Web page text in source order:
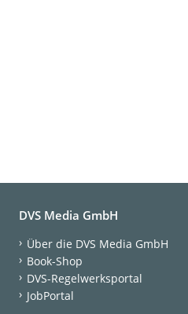
DVS Media GmbH
Über die DVS Media GmbH
Book-Shop
DVS-Regelwerksportal
JobPortal